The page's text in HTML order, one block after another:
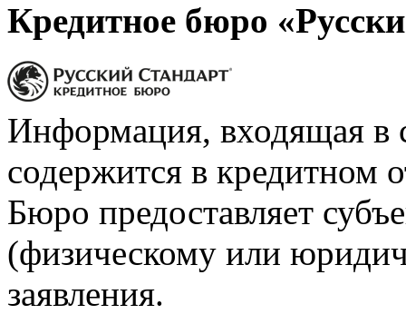
Кредитное бюро
Информация, входящая в
содержится в кредитном
Бюро предоставляет
(физическому или
заявления.